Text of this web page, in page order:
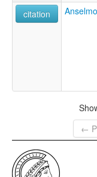
citation
←